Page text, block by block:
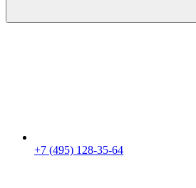
+7 (495) 128-35-64